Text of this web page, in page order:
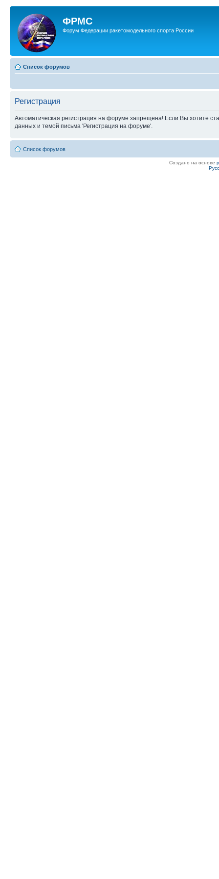
ФРМС
Форум Федерации ракетомодельного спорта России
Список форумов
Регистрация
Автоматическая регистрация на форуме запрещена! Если Вы хотите
данных и темой письма 'Регистрация на форуме'.
Список форумов
Создано на основе